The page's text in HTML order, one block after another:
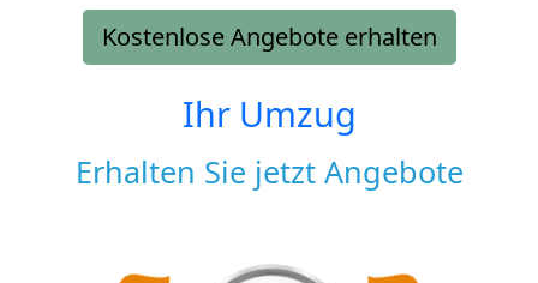
Kostenlose Angebote erhalten
Ihr Umzug
Erhalten Sie jetzt Angebote